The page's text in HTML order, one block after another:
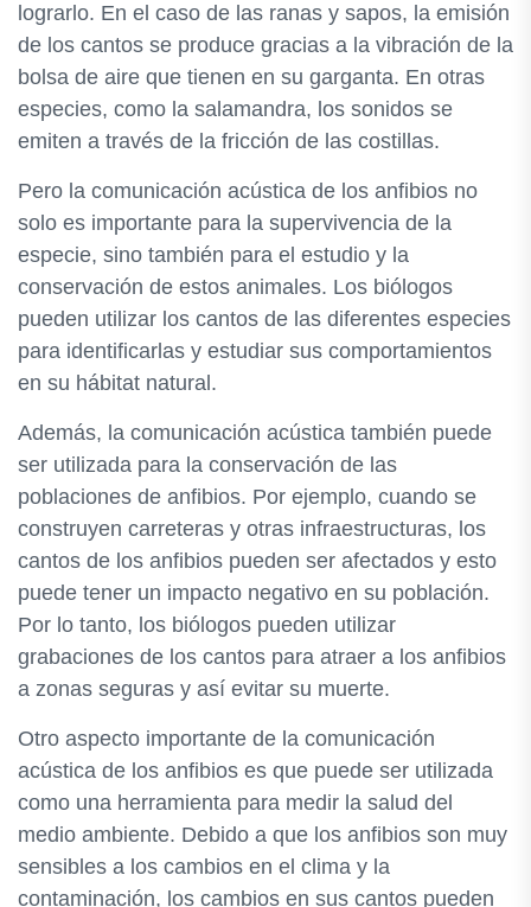
lograrlo. En el caso de las ranas y sapos, la emisión
de los cantos se produce gracias a la vibración de la
bolsa de aire que tienen en su garganta. En otras
especies, como la salamandra, los sonidos se
emiten a través de la fricción de las costillas.
Pero la comunicación acústica de los anfibios no
solo es importante para la supervivencia de la
especie, sino también para el estudio y la
conservación de estos animales. Los biólogos
pueden utilizar los cantos de las diferentes especies
para identificarlas y estudiar sus comportamientos
en su hábitat natural.
Además, la comunicación acústica también puede
ser utilizada para la conservación de las
poblaciones de anfibios. Por ejemplo, cuando se
construyen carreteras y otras infraestructuras, los
cantos de los anfibios pueden ser afectados y esto
puede tener un impacto negativo en su población.
Por lo tanto, los biólogos pueden utilizar
grabaciones de los cantos para atraer a los anfibios
a zonas seguras y así evitar su muerte.
Otro aspecto importante de la comunicación
acústica de los anfibios es que puede ser utilizada
como una herramienta para medir la salud del
medio ambiente. Debido a que los anfibios son muy
sensibles a los cambios en el clima y la
contaminación, los cambios en sus cantos pueden